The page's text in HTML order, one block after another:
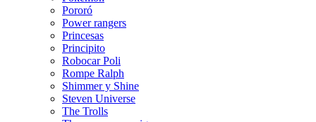
Pororó
Power rangers
Princesas
Principito
Robocar Poli
Rompe Ralph
Shimmer y Shine
Steven Universe
The Trolls